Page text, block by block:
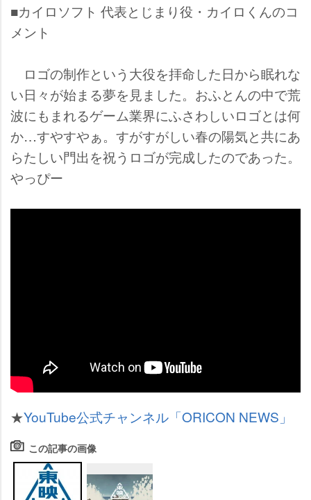
■カイロソフト 代表とじまり役・カイロくんのコ
メント
ロゴの制作という大役を拝命した日から眠れな
い日々が始まる夢を見ました。おふとんの中で荒
波にもまれるゲーム業界にふさわしいロゴとは何
か…すやすやぁ。すがすがしい春の陽気と共にあ
らたしい門出を祝うロゴが完成したのであった。
っぴー
★YouTube公式チャンネル「ORICON NEWS」
この記事の画像